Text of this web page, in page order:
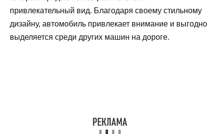
привлекательный вид. Благодаря своему стильному
дизайну, автомобиль привлекает внимание и выгодно
выделяется среди других машин на дороге.